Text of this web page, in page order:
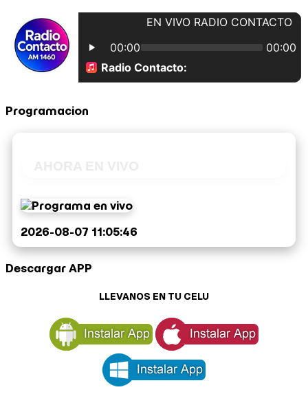
Programacion
2026-08-07 11:05:46
Descargar APP
LLEVANOS EN TU CELU